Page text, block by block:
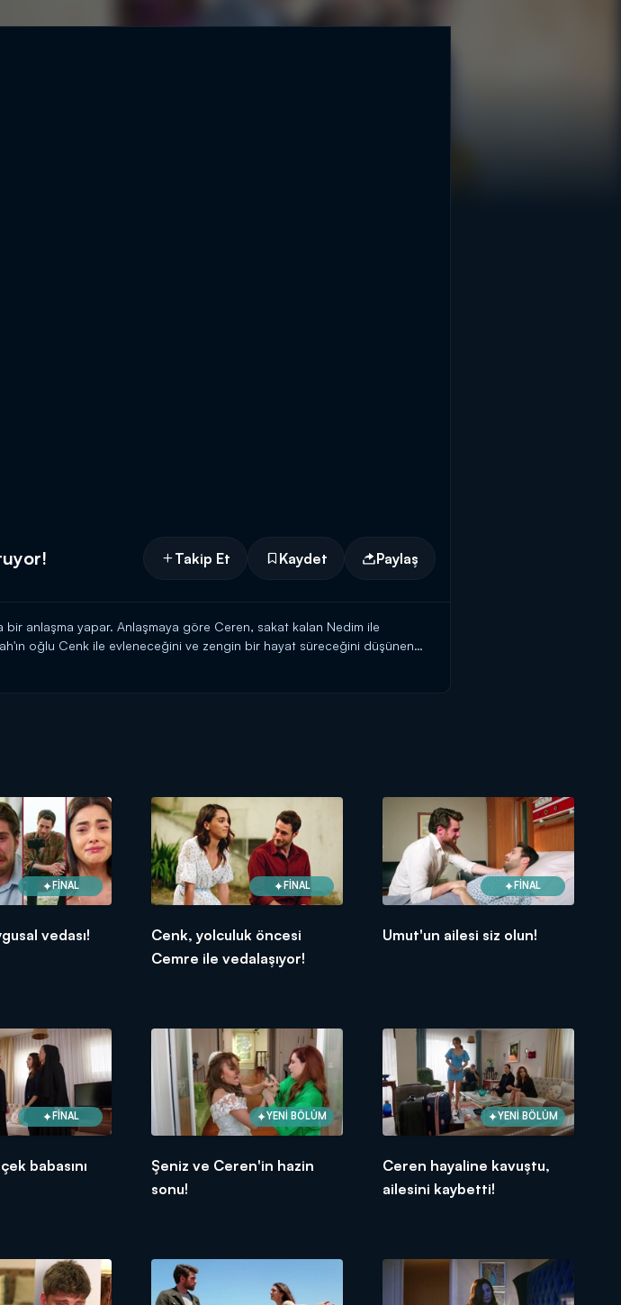
Takip Et Kaydet Paylaş
bir anlaşma yapar. Anlaşmaya göre Ceren, sakat kalan Nedim ile
oğlu Cenk ile evleneceğini ve zengin bir hayat süreceğini düşünen
söylemesini farklı bir forma sokarak Seher'in duymasını ve en sonunda
FİNAL
vedası!
FİNAL
Cenk, yolculuk öncesi
Cemre ile vedalaşıyor!
FİNAL
Umut'un ailesi siz olun!
FİNAL
babasını
YENİ BÖLÜM
Şeniz ve Ceren'in hazin
sonu!
YENİ BÖLÜM
Ceren hayaline kavuştu,
ailesini kaybetti!